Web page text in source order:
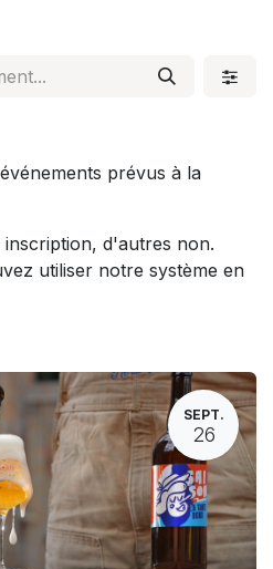
prévus à la
d'autres non.
utiliser notre système en
SEPT.
26